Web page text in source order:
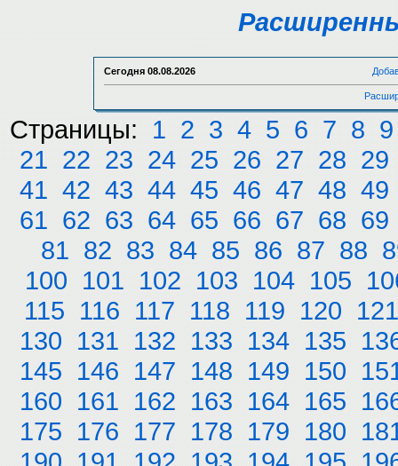
Сегодня 08.08.2026
Страницы: 1 2 3 4 5 6 7 8 9
21 22 23 24 25 26 27 28 29
41 42 43 44 45 46 47 48 49
61 62 63 64 65 66 67 68 69
81 82 83 84 85 86 87 88
100 101 102 103 104 105
115 116 117 118 119 120 121
130 131 132 133 134 135
145 146 147 148 149 150
160 161 162 163 164 165
175 176 177 178 179 180